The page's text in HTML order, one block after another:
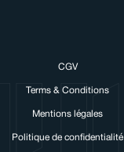
CGV
Terms & Conditions
Mentions légales
Politique de confidentialité